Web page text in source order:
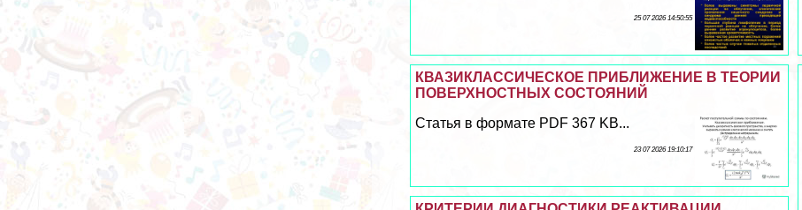
25 07 2026 14:50:55
КВАЗИКЛАССИЧЕСКОЕ ПРИБЛИЖЕНИЕ В ТЕОРИИ
ПОВЕРХНОСТНЫХ СОСТОЯНИЙ
Статья в формате PDF 367 KB...
23 07 2026 19:10:17